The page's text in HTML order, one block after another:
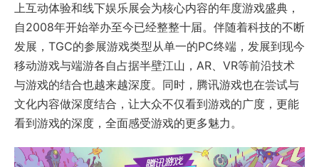
上互动体验和线下娱乐展会为核心内容的年度游戏盛典，
自2008年开始举办至今已经整整十届。伴随着科技的不断
发展，TGC的参展游戏类型从单一的PC终端，发展到现今
移动游戏与端游各自占据半壁江山，AR、VR等前沿技术
与游戏的结合也越来越深度。同时，腾讯游戏也在尝试与
文化内容做深度结合，让大众不仅看到游戏的广度，更能
看到游戏的深度，全面感受游戏的更多魅力。